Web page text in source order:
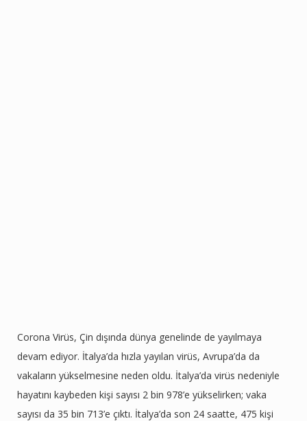
Corona Virüs, Çin dışında dünya genelinde de yayılmaya
devam ediyor. İtalya’da hızla yayılan virüs, Avrupa’da da
vakaların yükselmesine neden oldu. İtalya’da virüs nedeniyle
hayatını kaybeden kişi sayısı 2 bin 978’e yükselirken; vaka
sayısı da 35 bin 713’e çıktı. İtalya’da son 24 saatte, 475 kişi